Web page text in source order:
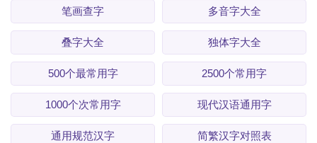
笔画查字 多音字大全
叠字大全 独体字大全
500个最常用字 2500个常用字
1000个次常用字 现代汉语通用字
通用规范汉字 简繁汉字对照表